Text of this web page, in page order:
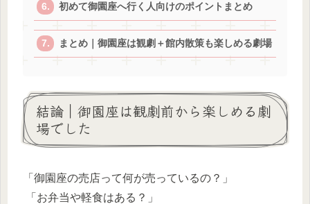
初めて御園座へ行く人向けのポイントまとめ
まとめ｜御園座は観劇＋館内散策も楽しめる劇場
結論｜御園座は観劇前から楽しめる劇
場でした
「御園座の売店って何が売っているの？」
「お弁当や軽食はある？」